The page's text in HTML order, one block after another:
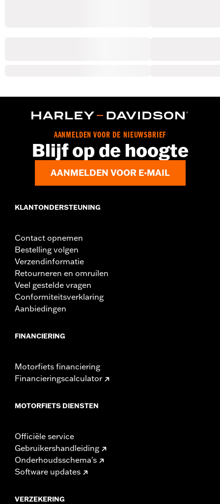
AANMELDEN VOOR DE NIEUWSBRIEF
Blijf op de hoogte
AANMELDEN VOOR E-MAIL
KLANTONDERSTEUNING
Contact opnemen
Bestelling volgen
Verzendinformatie
Retourneren en omruilen
Veel gestelde vragen
Conformiteitsverklaring
Aanbiedingen
FINANCIERING
Motorfiets financiering
Financieringscalculator
MOTORFIETS DIENSTEN
Officiële service
Gebruikershandleiding
Onderhoudsschema's
Software updates
VERZEKERING